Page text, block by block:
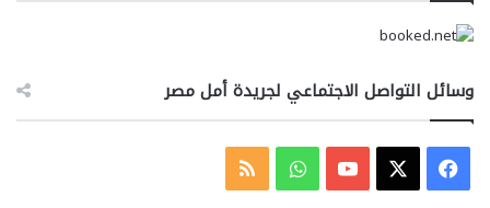
وسائل التواصل الاجتماعي لجريدة أمل مصر
فيسبوك ‫YouTubeواتسابملخص